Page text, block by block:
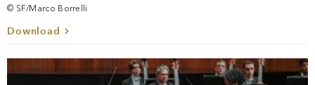
© SF/Marco Borrelli
Download